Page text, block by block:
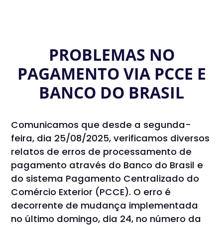
PROBLEMAS NO
PAGAMENTO VIA PCCE E
BANCO DO BRASIL
Comunicamos que desde a segunda-
feira, dia 25/08/2025, verificamos diversos
relatos de erros de processamento de
pagamento através do Banco do Brasil e
do sistema Pagamento Centralizado do
Comércio Exterior (PCCE). O erro é
decorrente de mudança implementada
no último domingo, dia 24, no número da